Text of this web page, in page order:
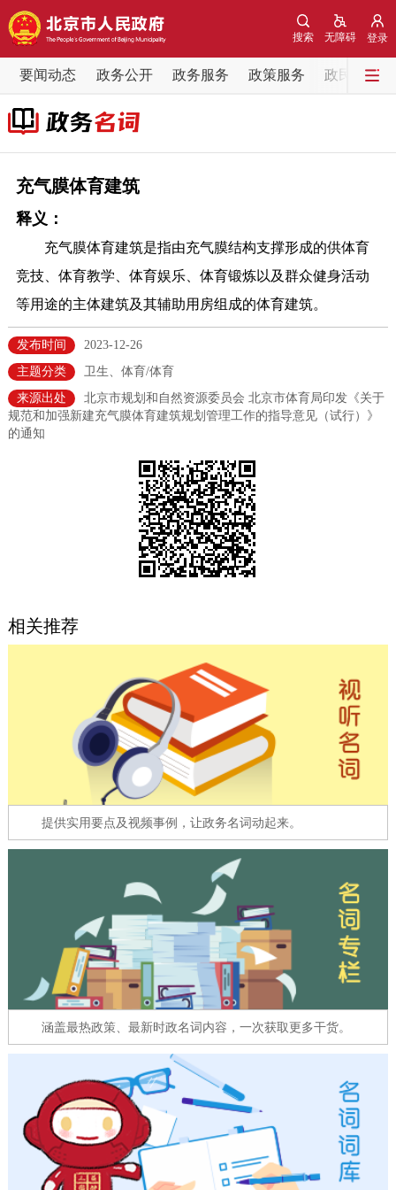
登录
无障碍
搜索
要闻动态 政务公开 政务服务 政策服务 政民互动
要闻动态
党中央精神
各区热点
政务公开
市领导 机构职能 政策服务
政策兑现 政策解读
决策公开 专题公开
法人服务
利企服务
中介服务
12345网上接诉即办 我要咨询 我要建议
参与调查 在线访谈 图说互动
走进北京
北京概况 十六区概览 人文北京
图说北京 视频北京
ENGLISH 한국어
DEUTSCH FRANÇAIS РУССКИЙ ЯЗЫК
ESPAÑOL العربية PORTUGUÊS
ITALIANO
充气膜体育建筑
释义：
充气膜体育建筑是指由充气膜结构支撑形成的供体育
竞技、体育教学、体育娱乐、体育锻炼以及群众健身活动
等用途的主体建筑及其辅助用房组成的体育建筑。
发布时间
2023-12-26
主题分类
卫生、体育/体育
来源出处
北京市规划和自然资源委员会 北京市体育局印发《关于
规范和加强新建充气膜体育建筑规划管理工作的指导意见（试行）》
的通知
相关推荐
提供实用要点及视频事例，让政务名词动起来。
涵盖最热政策、最新时政名词内容，一次获取更多干货。